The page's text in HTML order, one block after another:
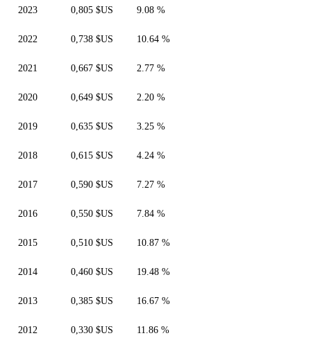
2023 0,805 $US 9.08 %
2022 0,738 $US 10.64 %
2021 0,667 $US 2.77 %
2020 0,649 $US 2.20 %
2019 0,635 $US 3.25 %
2018 0,615 $US 4.24 %
2017 0,590 $US 7.27 %
2016 0,550 $US 7.84 %
2015 0,510 $US 10.87 %
2014 0,460 $US 19.48 %
2013 0,385 $US 16.67 %
2012 0,330 $US 11.86 %